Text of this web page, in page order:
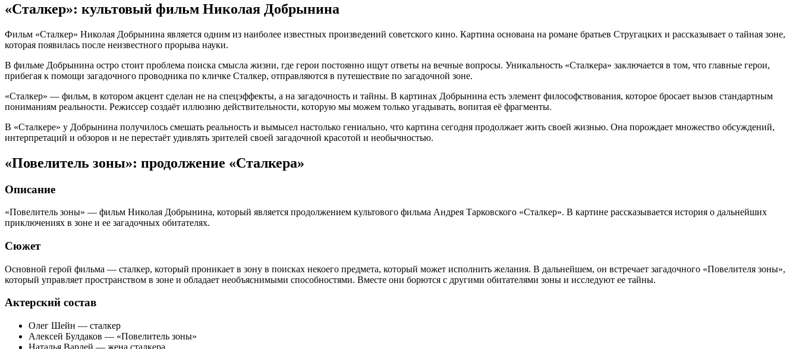
«Сталкер»: культовый фильм Николая Добрынина
Фильм «Сталкер» Николая Добрынина является одним из наиболее известных произведений советского кино. Картина основана на романе братьев Стругацких и рассказывает о тайная зоне,
которая появилась после неизвестного прорыва науки.
В фильме Добрынина остро стоит проблема поиска смысла жизни, где герои постоянно ищут ответы на вечные вопросы. Уникальность «Сталкера» заключается в том, что главные герои,
прибегая к помощи загадочного проводника по кличке Сталкер, отправляются в путешествие по загадочной зоне.
«Сталкер» — фильм, в котором акцент сделан не на спецэффекты, а на загадочность и тайны. В картинах Добрынина есть элемент философствования, которое бросает вызов стандартным
пониманиям реальности. Режиссер создаёт иллюзию действительности, которую мы можем только угадывать, вопитая её фрагменты.
В «Сталкере» у Добрынина получилось смешать реальность и вымысел настолько гениально, что картина сегодня продолжает жить своей жизнью. Она порождает множество обсуждений,
интерпретаций и обзоров и не перестаёт удивлять зрителей своей загадочной красотой и необычностью.
«Повелитель зоны»: продолжение «Сталкера»
Описание
«Повелитель зоны» — фильм Николая Добрынина, который является продолжением культового фильма Андрея Тарковского «Сталкер». В картине рассказывается история о дальнейших
приключениях в зоне и ее загадочных обитателях.
Сюжет
Основной герой фильма — сталкер, который проникает в зону в поисках некоего предмета, который может исполнить желания. В дальнейшем, он встречает загадочного «Повелителя зоны»,
который управляет пространством в зоне и обладает необъяснимыми способностями. Вместе они борются с другими обитателями зоны и исследуют ее тайны.
Актерский состав
Олег Шейн — сталкер
Алексей Булдаков — «Повелитель зоны»
Наталья Варлей — жена сталкера